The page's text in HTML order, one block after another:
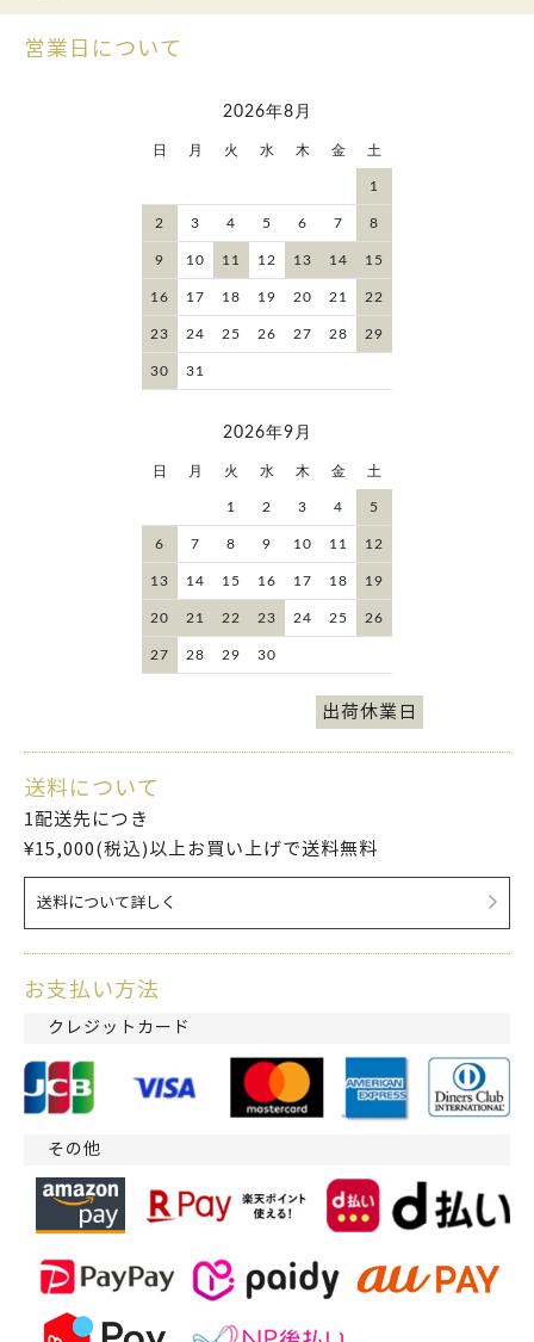
営業日について
2026年8月
日 月 火 水 木 金 土
1
2 3 4 5 6 7 8
9 10 11 12 13 14 15
16 17 18 19 20 21 22
23 24 25 26 27 28 29
30 31
2026年9月
日 月 火 水 木 金 土
1 2 3 4 5
6 7 8 9 10 11 12
13 14 15 16 17 18 19
20 21 22 23 24 25 26
27 28 29 30
出荷休業日
送料について
1配送先につき
¥15,000(税込)以上お買い上げで送料無料
送料について詳しく
お支払い方法
クレジットカード
その他